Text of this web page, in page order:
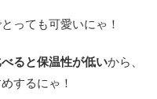
っても可愛いにゃ！
ると保温性が低いから、
するにゃ！